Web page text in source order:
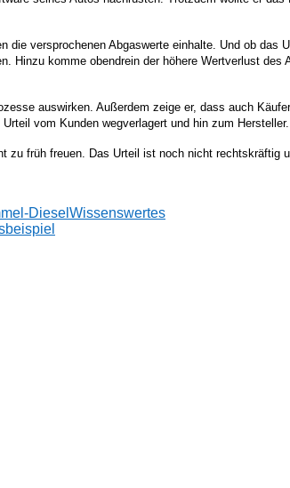
die versprochenen Abgaswerte einhalte. Und ob
Hinzu komme obendrein der höhere Wertverlust
auswirken. Außerdem zeige er, dass auch
vom Kunden wegverlagert und hin zum Hersteller.
zu früh freuen. Das Urteil ist noch nicht rechtskräftig
Diesel Wissenswertes